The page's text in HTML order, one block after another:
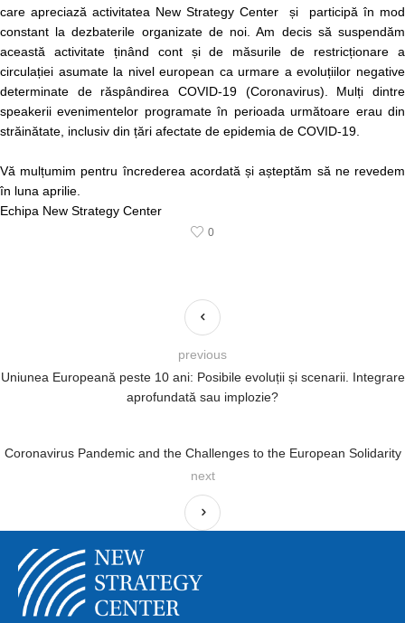
care apreciază activitatea New Strategy Center și participă în mod
constant la dezbaterile organizate de noi. Am decis să suspendăm
această activitate ținând cont și de măsurile de restricționare a
circulației asumate la nivel european ca urmare a evoluțiilor negative
determinate de răspândirea COVID-19 (Coronavirus). Mulți dintre
speakerii evenimentelor programate în perioada următoare erau din
străinătate, inclusiv din țări afectate de epidemia de COVID-19.
Vă mulțumim pentru încrederea acordată și așteptăm să ne revedem
în luna aprilie.
Echipa New Strategy Center
0
Uniunea Europeană peste 10 ani: Posibile evoluții și scenarii. Integrare
aprofundată sau implozie?
previous
Coronavirus Pandemic and the Challenges to the European Solidarity
next